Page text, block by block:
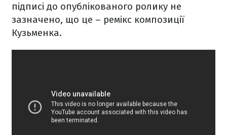
підписі до опублікованого ролику не
зазначено, що це – ремікс композиції
Кузьменка.